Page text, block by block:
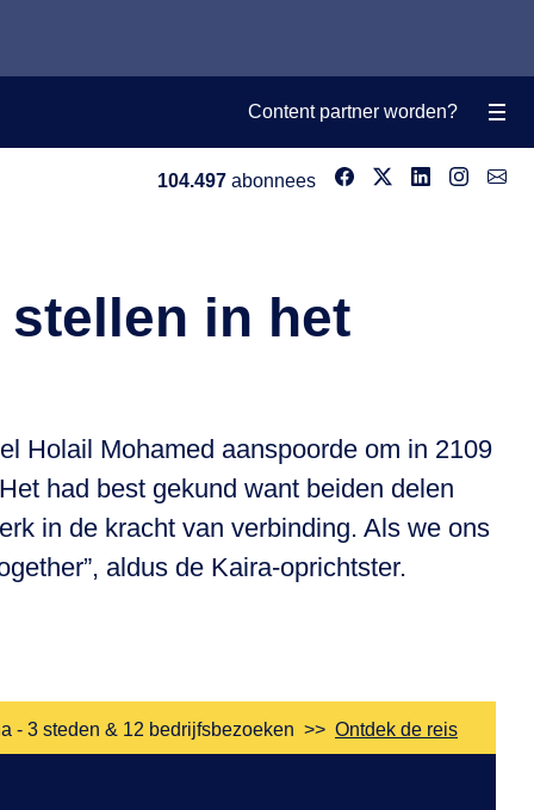
Content partner worden?
104.497 abonnees
in het
Holail Mohamed aanspoorde om in 2109
had best gekund want beiden delen
in de kracht van verbinding. Als we ons
aldus de Kaira-oprichtster.
- 3 steden & 12 bedrijfsbezoeken >> Ontdek de reis